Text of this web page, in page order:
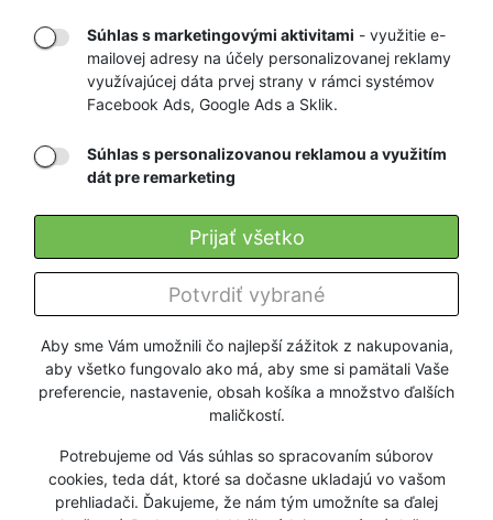
Aby sme Vám umožnili čo najlepší zážitok z nakupovania,
aby všetko fungovalo ako má, aby sme si pamätali Vaše
preferencie, nastavenie, obsah košíka a množstvo ďalších
maličkostí.
Potrebujeme od Vás súhlas so spracovaním súborov
cookies, teda dát, ktoré sa dočasne ukladajú vo vašom
prehliadači. Ďakujeme, že nám tým umožníte sa ďalej
Súhlas s marketingovými aktivitami - využitie e-
mailovej adresy na účely personalizovanej reklamy
využívajúcej dáta prvej strany v rámci systémov
Facebook Ads, Google Ads a Sklik.
Súhlas s personalizovanou reklamou a využitím
dát pre remarketing
Potvrdiť vybrané
Prijať všetko
RÝCHLE
DORUČENIE
GARANCIA
NAJNIŽŠÍCH CIEN
Firmy a organizácie